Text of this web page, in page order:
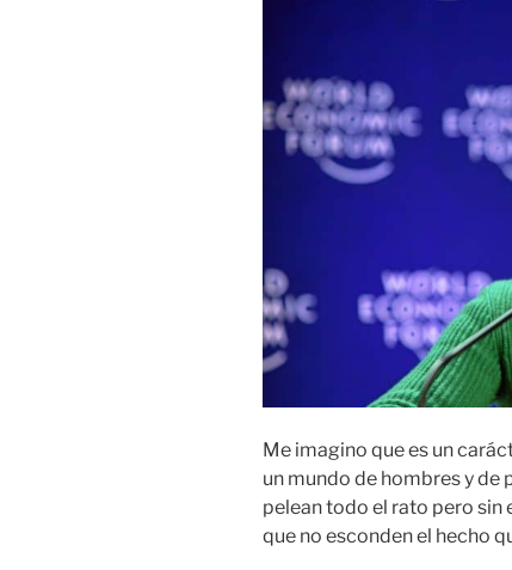
Me imagino que es un
un mundo de hombres y de
pelean todo el rato pero
que no esconden el hecho